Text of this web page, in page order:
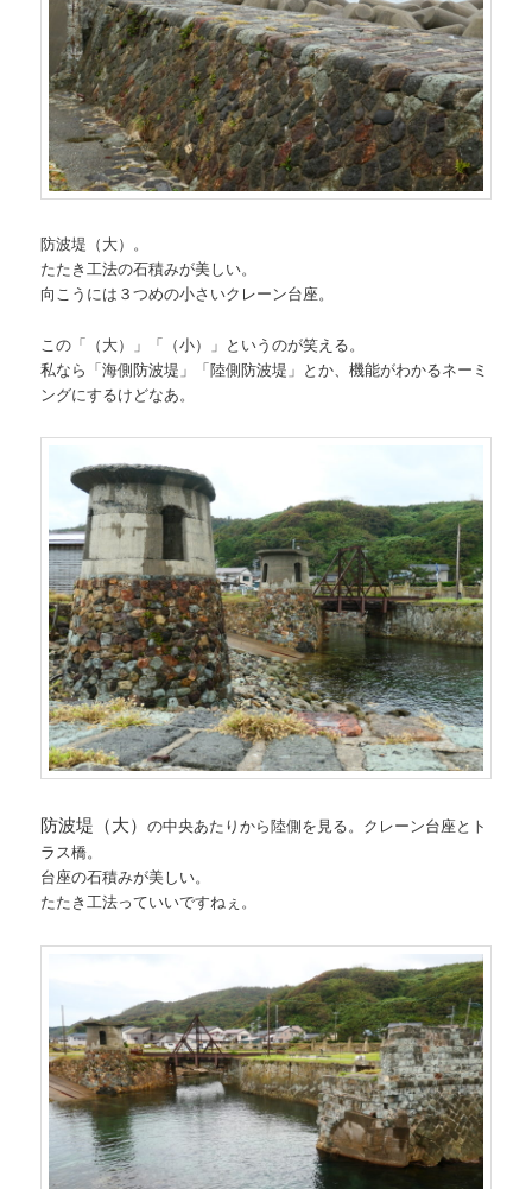
防波堤（大）。
たたき工法の石積みが美しい。
向こうには３つめの小さいクレーン台座。
この「（大）」「（小）」というのが笑える。
私なら「海側防波堤」「陸側防波堤」とか、機能がわかるネーミ
ングにするけどなあ。
防波堤（大）の中央あたりから陸側を見る。クレーン台座とト
ラス橋。
台座の石積みが美しい。
たたき工法っていいですねぇ。